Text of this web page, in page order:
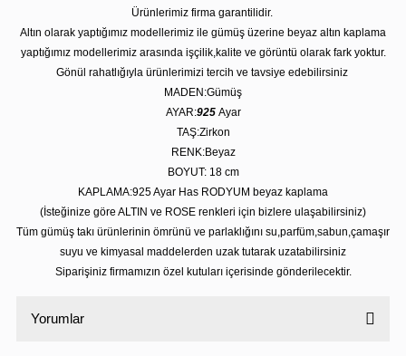
Ürünlerimiz firma garantilidir.
Altın olarak yaptığımız modellerimiz ile gümüş üzerine beyaz altın kaplama
yaptığımız modellerimiz arasında işçilik,kalite ve görüntü olarak fark yoktur.
Gönül rahatlığıyla ürünlerimizi tercih ve tavsiye edebilirsiniz
MADEN:Gümüş
AYAR:925 Ayar
TAŞ:Zirkon
RENK:Beyaz
BOYUT: 18 cm
KAPLAMA:925 Ayar Has RODYUM beyaz kaplama
(İsteğinize göre ALTIN ve ROSE renkleri için bizlere ulaşabilirsiniz)
Tüm gümüş takı ürünlerinin ömrünü ve parlaklığını su,parfüm,sabun,çamaşır
suyu ve kimyasal maddelerden uzak tutarak uzatabilirsiniz
Siparişiniz firmamızın özel kutuları içerisinde gönderilecektir.
Yorumlar